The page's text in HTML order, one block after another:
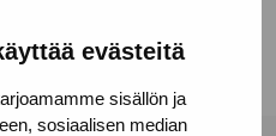
evästeitä
sisällön ja
sosiaalisen median